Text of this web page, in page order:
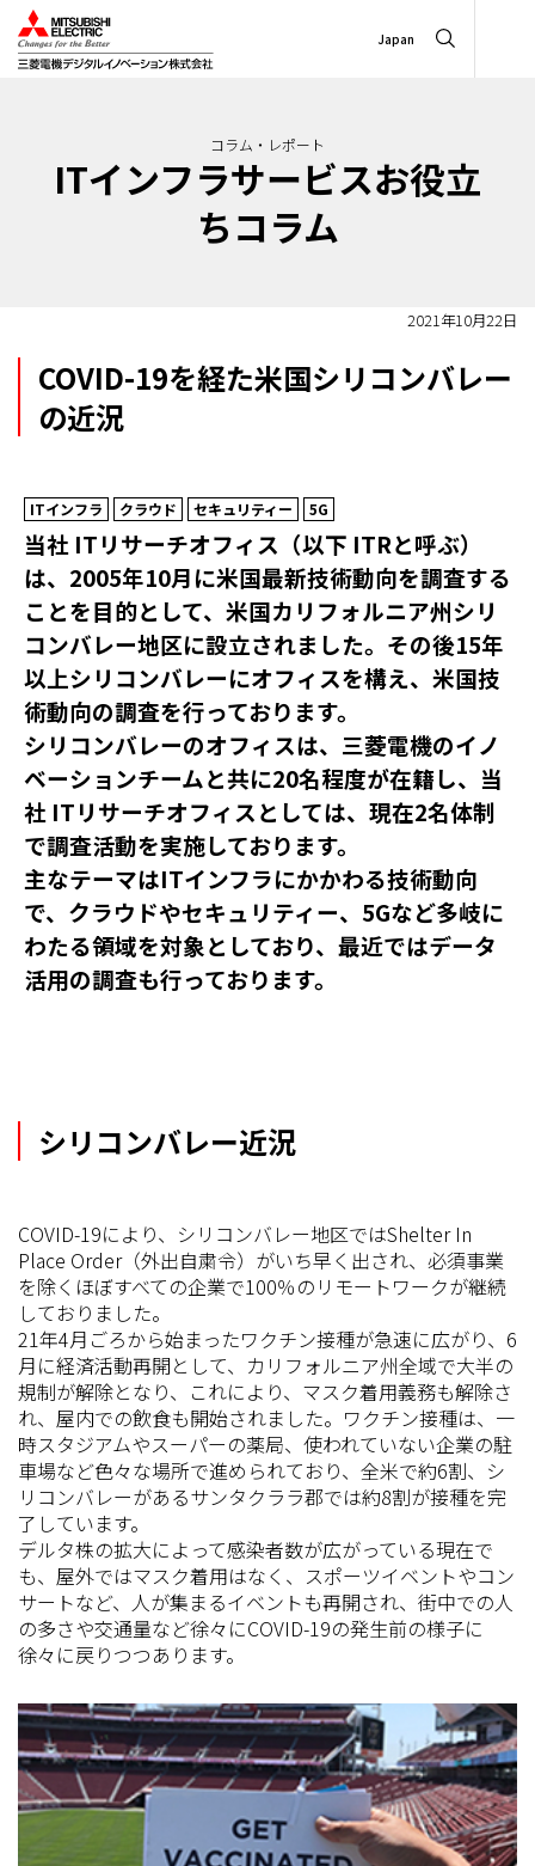
Japan
コラム・レポート
ITインフラサービスお役立
ちコラム
2021年10月22日
COVID-19を経た米国シリコンバレー
の近況
ITインフラ クラウド セキュリティー 5G
当社 ITリサーチオフィス（以下 ITRと呼ぶ）
は、2005年10月に米国最新技術動向を調査する
ことを目的として、米国カリフォルニア州シリ
コンバレー地区に設立されました。その後15年
以上シリコンバレーにオフィスを構え、米国技
術動向の調査を行っております。
シリコンバレーのオフィスは、三菱電機のイノ
ベーションチームと共に20名程度が在籍し、当
社 ITリサーチオフィスとしては、現在2名体制
で調査活動を実施しております。
主なテーマはITインフラにかかわる技術動向
で、クラウドやセキュリティー、5Gなど多岐に
わたる領域を対象としており、最近ではデータ
活用の調査も行っております。
シリコンバレー近況
COVID-19により、シリコンバレー地区ではShelter In
Place Order（外出自粛令）がいち早く出され、必須事業
を除くほぼすべての企業で100％のリモートワークが継続
しておりました。
21年4月ごろから始まったワクチン接種が急速に広がり、6
月に経済活動再開として、カリフォルニア州全域で大半の
規制が解除となり、これにより、マスク着用義務も解除さ
れ、屋内での飲食も開始されました。ワクチン接種は、一
時スタジアムやスーパーの薬局、使われていない企業の駐
車場など色々な場所で進められており、全米で約6割、シ
リコンバレーがあるサンタクララ郡では約8割が接種を完
了しています。
デルタ株の拡大によって感染者数が広がっている現在で
も、屋外ではマスク着用はなく、スポーツイベントやコン
サートなど、人が集まるイベントも再開され、街中での人
の多さや交通量など徐々にCOVID-19の発生前の様子に
徐々に戻りつつあります。